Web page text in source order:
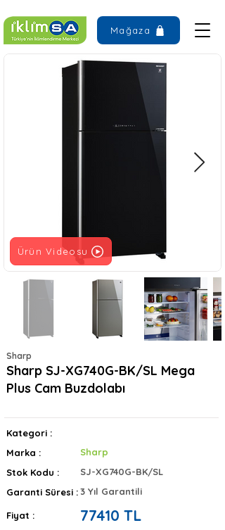
Mağaza
Ürün Videosu
Sharp
Sharp SJ-XG740G-BK/SL Mega
Plus Cam Buzdolabı
Kategori :
Marka :
Sharp
Stok Kodu :
SJ-XG740G-BK/SL
Garanti Süresi :3 Yıl Garantili
Fiyat : 77410 TL